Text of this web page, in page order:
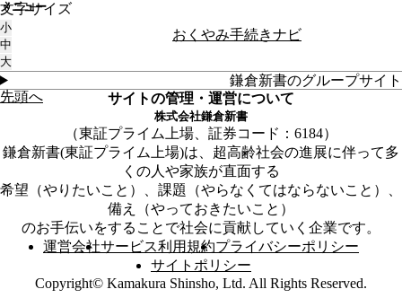
おくやみ手続きナビ
文字サイズ
小
中
大
メニュー
トップ
故人の身体障がい者手帳の返却
2025年06月17日
故人の身体障がい者手帳の返却
鎌倉新書のグループサイト
先頭へ
サイトの管理・運営について
株式会社鎌倉新書
東証プライム上場、証券コード：6184
鎌倉新書(東証プライム上場)は、超高齢社会の進展に伴って多
くの人や家族が直面する
希望（やりたいこと）、課題（やらなくてはならないこと）、
備え（やっておきたいこと）
のお手伝いをすることで社会に貢献していく企業です。
運営会社サービス利用規約プライバシーポリシー
サイトポリシー
Copyright© Kamakura Shinsho, Ltd. All Rights Reserved.